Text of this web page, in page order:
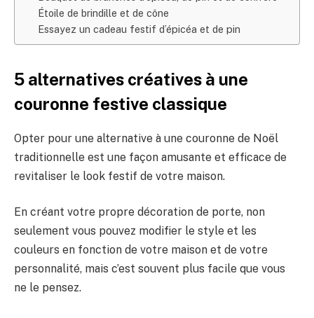
Étoile de brindille et de cône
Essayez un cadeau festif d’épicéa et de pin
5 alternatives créatives à une
couronne festive classique
Opter pour une alternative à une couronne de Noël
traditionnelle est une façon amusante et efficace de
revitaliser le look festif de votre maison.
En créant votre propre décoration de porte, non
seulement vous pouvez modifier le style et les
couleurs en fonction de votre maison et de votre
personnalité, mais c’est souvent plus facile que vous
ne le pensez.